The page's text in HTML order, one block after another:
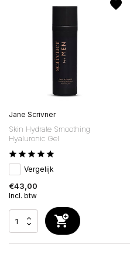
Jane Scrivner
Skin Hydrate Smoothing
Hyaluronic Gel
Vergelijk
€43,00
Incl. btw